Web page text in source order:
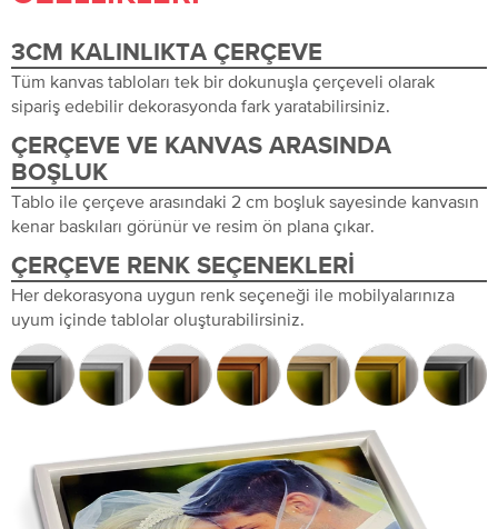
3CM KALINLIKTA ÇERÇEVE
Tüm kanvas tabloları tek bir dokunuşla çerçeveli olarak
sipariş edebilir dekorasyonda fark yaratabilirsiniz.
ÇERÇEVE VE KANVAS ARASINDA
BOŞLUK
Tablo ile çerçeve arasındaki 2 cm boşluk sayesinde kanvasın
kenar baskıları görünür ve resim ön plana çıkar.
ÇERÇEVE RENK SEÇENEKLERI
Her dekorasyona uygun renk seçeneği ile mobilyalarınıza
uyum içinde tablolar oluşturabilirsiniz.